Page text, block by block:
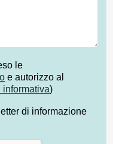
le
e autorizzo al
informativa)
di informazione